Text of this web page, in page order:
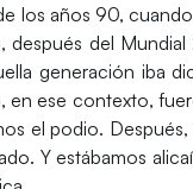
los años 90,
después del
generación iba
en ese contexto,
el podio.
Y estábamos